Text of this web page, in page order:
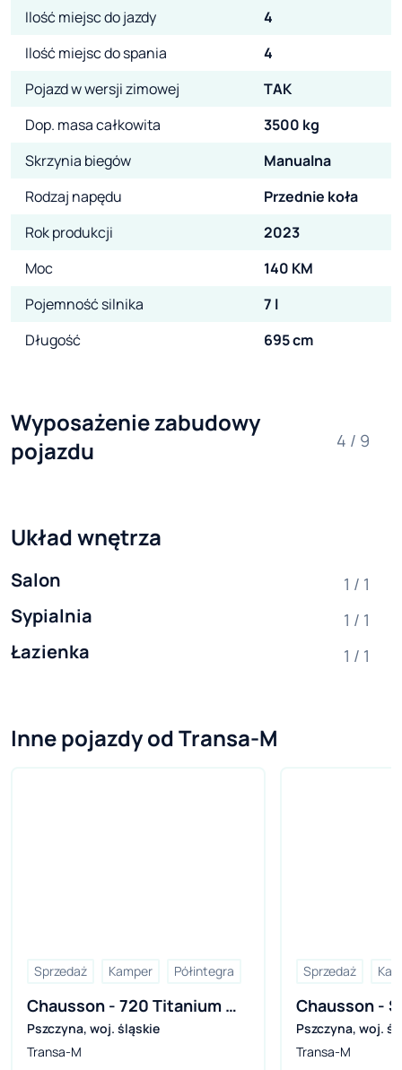
Ilość miejsc do jazdy
4
Ilość miejsc do spania
4
Pojazd w wersji zimowej
TAK
Dop. masa całkowita
3500 kg
Skrzynia biegów
Manualna
Rodzaj napędu
Przednie koła
Rok produkcji
2023
Moc
140 KM
Pojemność silnika
7 l
Długość
695 cm
Wyposażenie zabudowy
pojazdu
4 / 9
Układ wnętrza
Salon 1 / 1
Sypialnia 1 / 1
Łazienka 1 / 1
Inne pojazdy od Transa-M
Sprzedaż Kamper Półintegra
Chausson - 720 Titanium
Line Model 2026
Pszczyna, woj. śląskie
Transa-M
Sprzedaż
Chausson -
Model 2026
Pszczyna, woj.
Transa-M